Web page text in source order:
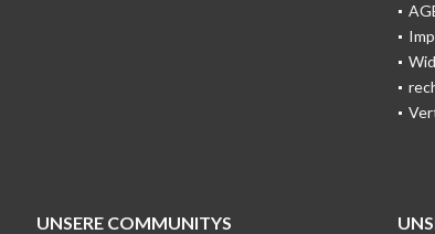
UNSERE COMMUNITYS